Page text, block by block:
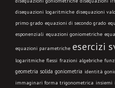
disequazioni logaritmiche disequazioni
primo grado equazioni di secondo grado
esponenziali equazioni goniometriche
equazioni parametriche esercizi
logaritmiche flessi frazioni algebriche
geometria solida goniometria identità
immaginari forma trigonometrica insiemi